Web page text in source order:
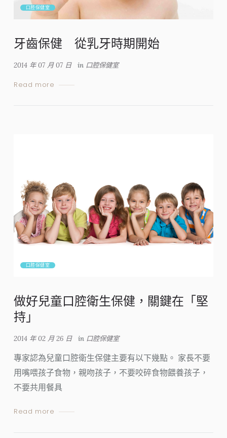
口腔保健室
牙齒保健 從乳牙時期開始
2014 年 07 月 07 日 in 口腔保健室
Read more
口腔保健室
做好兒童口腔衛生保健，關鍵在「堅
持」
2014 年 02 月 26 日 in 口腔保健室
專家認為兒童口腔衛生保健主要有以下幾點。 家長不要
用嘴喂孩子食物，親吻孩子，不要咬碎食物餵養孩子，
不要共用餐具
Read more